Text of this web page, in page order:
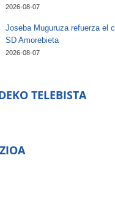
2026-08-07
Joseba Muguruza refuerza el
SD Amorebieta
2026-08-07
TELEBISTA